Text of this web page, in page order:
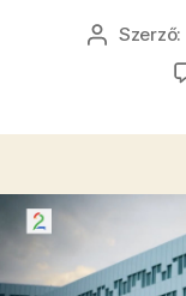
Bejegyzés
Szerző: